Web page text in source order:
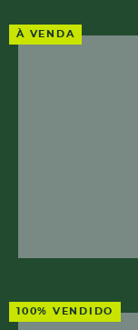
À VENDA
100% VENDIDO